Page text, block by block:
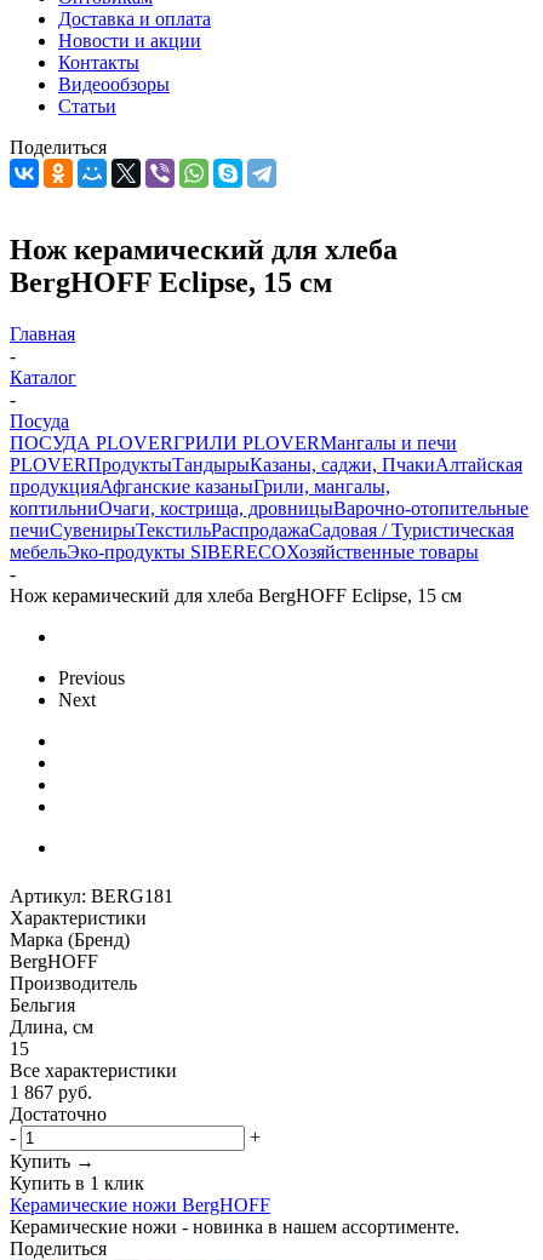
Доставка и оплата
Новости и акции
Контакты
Видеообзоры
Статьи
Поделиться
Нож керамический для хлеба
BergHOFF Eclipse, 15 см
Главная
-
Каталог
-
Посуда
ПОСУДА PLOVERГРИЛИ PLOVERМангалы и печи
PLOVERПродуктыТандырыКазаны, саджи, ПчакиАлтайская
продукцияАфганские казаныГрили, мангалы,
коптильниОчаги, кострища, дровницыВарочно-отопительные
печиСувенирыТекстильРаспродажаСадовая / Туристическая
мебельЭко-продукты SIBERECOХозяйственные товары
-
Нож керамический для хлеба BergHOFF Eclipse, 15 см
Previous
Next
Артикул: BERG181
Характеристики
Марка (Бренд)
BergHOFF
Производитель
Бельгия
Длина, см
15
Все характеристики
1 867 руб.
Достаточно
-
+
Купить →
Купить в 1 клик
Керамические ножи BergHOFF
Керамические ножи - новинка в нашем ассортименте.
Поделиться